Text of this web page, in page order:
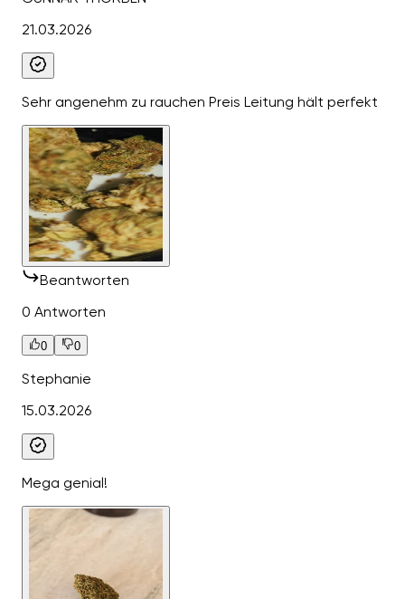
21.03.2026
Sehr angenehm zu rauchen Preis Leitung hält perfekt
Beantworten
0 Antworten
0 0
Stephanie
15.03.2026
Mega genial!